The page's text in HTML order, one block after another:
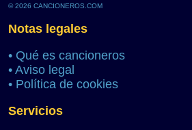
© 2026 CANCIONEROS.COM
Notas legales
• Qué es cancioneros
• Aviso legal
• Política de cookies
Servicios